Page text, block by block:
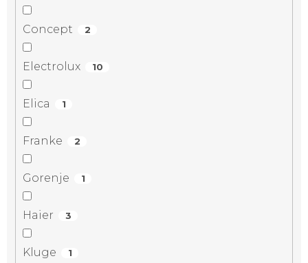
Concept 2
Electrolux 10
Elica 1
Franke 2
Gorenje 1
Haier 3
Kluge 1